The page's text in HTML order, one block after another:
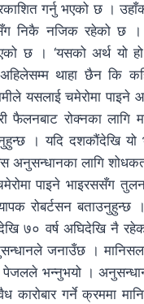
गर्नु भएको छ ।
निकै नजिक रहेको छ ।
छ । ‘यसको अर्थ यो
थाहा छैन कि
यसलाई चमेरोमा
फैलनबाट रोक्नका लागि
। यदि दशकौंदेखि
अनुसन्धानका लागि
पाइने भाइरससँग
रोबर्टसन बताउनुहुन्छ ।
७० वर्ष अघिदेखि नै
जनाउँछ ।
भन्नुभयो ।
कारोबार गर्ने क्रममा